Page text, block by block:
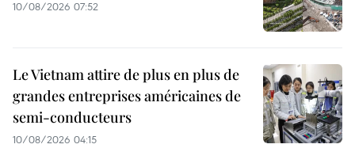
10/08/2026 07:52
Le Vietnam attire de plus en plus de
grandes entreprises américaines de
semi-conducteurs
10/08/2026 04:15